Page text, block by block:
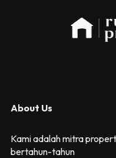
About Us
Kami adalah mitra
bertahun-tahun